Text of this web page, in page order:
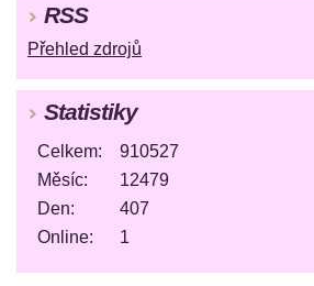
RSS
Přehled zdrojů
Statistiky
Online: 1
Celkem:
910527
Měsíc:
12479
Den:
407